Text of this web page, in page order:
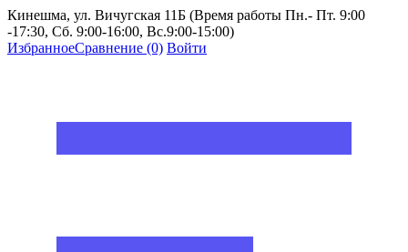
Кинешма, ул. Вичугская 11Б (Время работы Пн.- Пт. 9:00
-17:30, Сб. 9:00-16:00, Вс.9:00-15:00)
ИзбранноеСравнение (0) Войти